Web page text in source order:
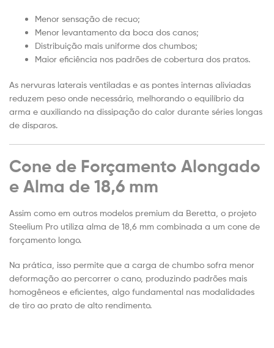
Menor sensação de recuo;
Menor levantamento da boca dos canos;
Distribuição mais uniforme dos chumbos;
Maior eficiência nos padrões de cobertura dos pratos.
As nervuras laterais ventiladas e as pontes internas aliviadas
reduzem peso onde necessário, melhorando o equilíbrio da
arma e auxiliando na dissipação do calor durante séries longas
de disparos.
Cone de Forçamento Alongado
e Alma de 18,6 mm
Assim como em outros modelos premium da Beretta, o projeto
Steelium Pro utiliza alma de 18,6 mm combinada a um cone de
forçamento longo.
Na prática, isso permite que a carga de chumbo sofra menor
deformação ao percorrer o cano, produzindo padrões mais
homogêneos e eficientes, algo fundamental nas modalidades
de tiro ao prato de alto rendimento.